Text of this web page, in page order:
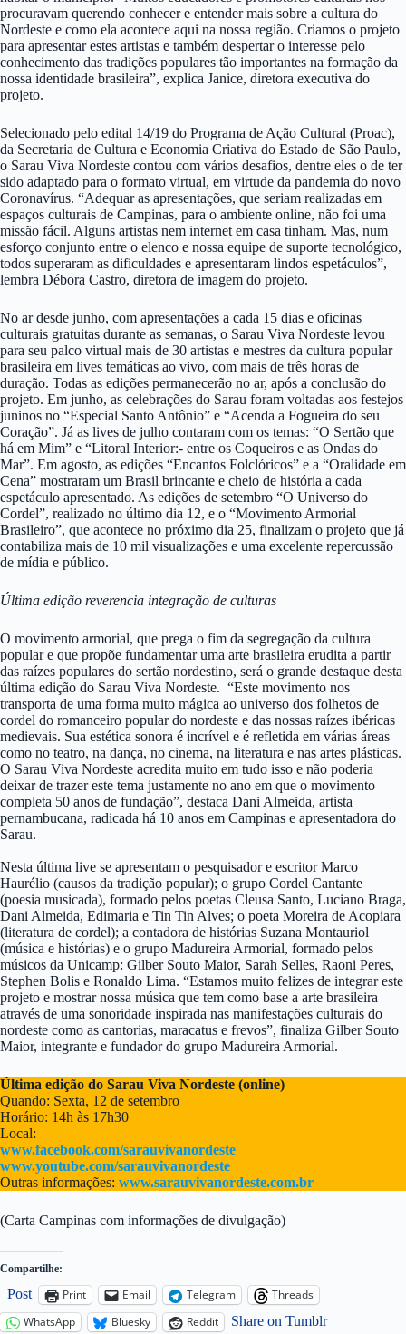
procuravam querendo conhecer e entender mais sobre a cultura do
Nordeste e como ela acontece aqui na nossa região. Criamos o projeto
para apresentar estes artistas e também despertar o interesse pelo
conhecimento das tradições populares tão importantes na formação da
nossa identidade brasileira”, explica Janice, diretora executiva do
projeto.
Selecionado pelo edital 14/19 do Programa de Ação Cultural (Proac),
da Secretaria de Cultura e Economia Criativa do Estado de São Paulo,
o Sarau Viva Nordeste contou com vários desafios, dentre eles o de ter
sido adaptado para o formato virtual, em virtude da pandemia do novo
Coronavírus. “Adequar as apresentações, que seriam realizadas em
espaços culturais de Campinas, para o ambiente online, não foi uma
missão fácil. Alguns artistas nem internet em casa tinham. Mas, num
esforço conjunto entre o elenco e nossa equipe de suporte tecnológico,
todos superaram as dificuldades e apresentaram lindos espetáculos”,
lembra Débora Castro, diretora de imagem do projeto.
No ar desde junho, com apresentações a cada 15 dias e oficinas
culturais gratuitas durante as semanas, o Sarau Viva Nordeste levou
para seu palco virtual mais de 30 artistas e mestres da cultura popular
brasileira em lives temáticas ao vivo, com mais de três horas de
duração. Todas as edições permanecerão no ar, após a conclusão do
projeto. Em junho, as celebrações do Sarau foram voltadas aos festejos
juninos no “Especial Santo Antônio” e “Acenda a Fogueira do seu
Coração”. Já as lives de julho contaram com os temas: “O Sertão que
há em Mim” e “Litoral Interior:- entre os Coqueiros e as Ondas do
Mar”. Em agosto, as edições “Encantos Folclóricos” e a “Oralidade em
Cena” mostraram um Brasil brincante e cheio de história a cada
espetáculo apresentado. As edições de setembro “O Universo do
Cordel”, realizado no último dia 12, e o “Movimento Armorial
Brasileiro”, que acontece no próximo dia 25, finalizam o projeto que já
contabiliza mais de 10 mil visualizações e uma excelente repercussão
de mídia e público.
Última edição reverencia integração de culturas
O movimento armorial, que prega o fim da segregação da cultura
popular e que propõe fundamentar uma arte brasileira erudita a partir
das raízes populares do sertão nordestino, será o grande destaque desta
última edição do Sarau Viva Nordeste. “Este movimento nos
transporta de uma forma muito mágica ao universo dos folhetos de
cordel do romanceiro popular do nordeste e das nossas raízes ibéricas
medievais. Sua estética sonora é incrível e é refletida em várias áreas
como no teatro, na dança, no cinema, na literatura e nas artes plásticas.
O Sarau Viva Nordeste acredita muito em tudo isso e não poderia
deixar de trazer este tema justamente no ano em que o movimento
completa 50 anos de fundação”, destaca Dani Almeida, artista
pernambucana, radicada há 10 anos em Campinas e apresentadora do
Sarau.
Nesta última live se apresentam o pesquisador e escritor Marco
Haurélio (causos da tradição popular); o grupo Cordel Cantante
(poesia musicada), formado pelos poetas Cleusa Santo, Luciano Braga,
Dani Almeida, Edimaria e Tin Tin Alves; o poeta Moreira de Acopiara
(literatura de cordel); a contadora de histórias Suzana Montauriol
(música e histórias) e o grupo Madureira Armorial, formado pelos
músicos da Unicamp: Gilber Souto Maior, Sarah Selles, Raoni Peres,
Stephen Bolis e Ronaldo Lima. “Estamos muito felizes de integrar este
projeto e mostrar nossa música que tem como base a arte brasileira
através de uma sonoridade inspirada nas manifestações culturais do
nordeste como as cantorias, maracatus e frevos”, finaliza Gilber Souto
Maior, integrante e fundador do grupo Madureira Armorial.
Última edição do Sarau Viva Nordeste (online)
Quando: Sexta, 12 de setembro
Horário: 14h às 17h30
Local:
www.facebook.com/sarauvivanordeste
www.youtube.com/sarauvivanordeste
Outras informações: www.sarauvivanordeste.com.br
(Carta Campinas com informações de divulgação)
Compartilhe:
Post Print Email Telegram
Threads
WhatsApp
Bluesky Reddit Share on Tumblr